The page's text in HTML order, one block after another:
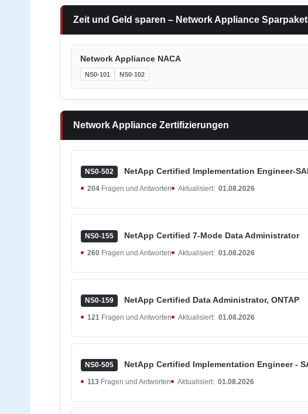
Zeit und Geld sparen – Network Appliance
Network Appliance NACA
NS0-101 NS0-102
Network Appliance Zertifizierungen
NS0-502 NetApp Certified Implementation Engineer-
204 Fragen und Antworten Aktualisiert: 01.08.2026
NS0-155 NetApp Certified 7-Mode Data Administrator
260 Fragen und Antworten Aktualisiert: 01.08.2026
NS0-159 NetApp Certified Data Administrator, ONTAP
121 Fragen und Antworten Aktualisiert: 01.08.2026
NS0-505 NetApp Certified Implementation Engineer -
113 Fragen und Antworten Aktualisiert: 01.08.2026